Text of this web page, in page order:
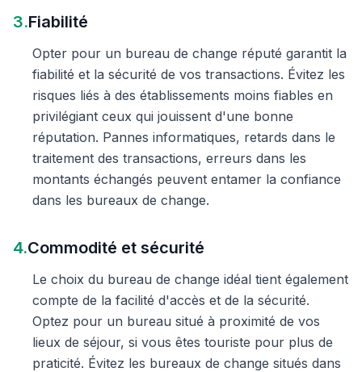
3.Fiabilité
Opter pour un bureau de change réputé garantit la
fiabilité et la sécurité de vos transactions. Évitez les
risques liés à des établissements moins fiables en
privilégiant ceux qui jouissent d'une bonne
réputation. Pannes informatiques, retards dans le
traitement des transactions, erreurs dans les
montants échangés peuvent entamer la confiance
dans les bureaux de change.
4.Commodité et sécurité
Le choix du bureau de change idéal tient également
compte de la facilité d'accès et de la sécurité.
Optez pour un bureau situé à proximité de vos
lieux de séjour, si vous êtes touriste pour plus de
praticité. Évitez les bureaux de change situés dans